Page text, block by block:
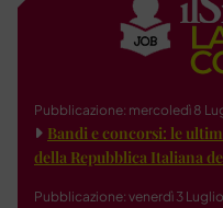
Pubblicazione: mercoledì 8
Bandi e concorsi: le
della Repubblica Italiana
Pubblicazione: venerdì 3